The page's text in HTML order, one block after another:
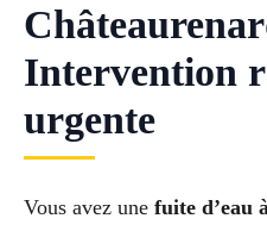
Intervention
urgente
Vous avez une fuite d’eau